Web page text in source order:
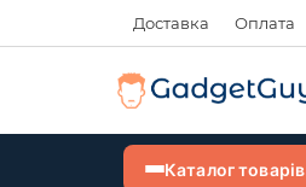
Доставка Оплата
Каталог товарів